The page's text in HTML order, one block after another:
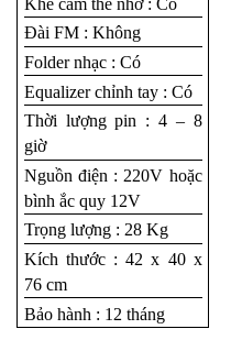
Đài FM : Không
Folder nhạc : Có
Equalizer chỉnh tay : Có
Thời lượng pin : 4 – 8
giờ
Nguồn điện : 220V hoặc
bình ắc quy 12V
Trọng lượng : 28 Kg
Kích thước : 42 x 40 x
76 cm
Bảo hành : 12 tháng